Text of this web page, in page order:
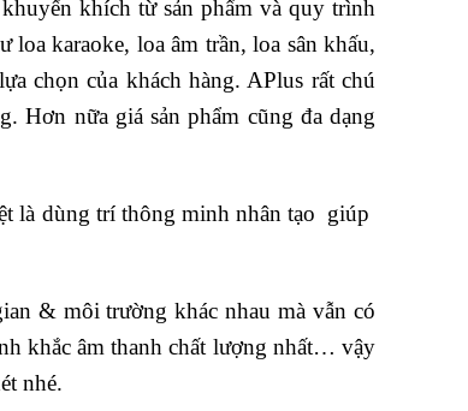
khích từ sản phẩm và quy trình
karaoke, loa âm trần, loa sân khấu,
chọn của khách hàng. APlus rất chú
Hơn nữa giá sản phẩm cũng đa dạng
là dùng trí thông minh nhân tạo giúp
& môi trường khác nhau mà vẫn có
khắc âm thanh chất lượng nhất… vậy
nhé.